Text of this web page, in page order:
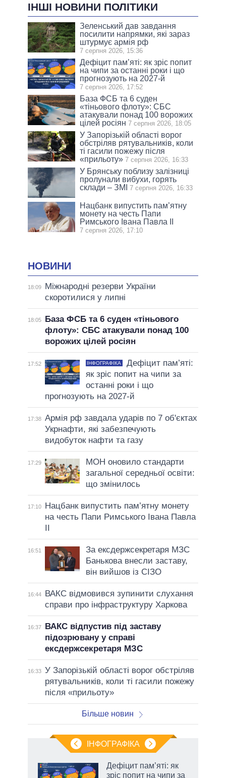
ІНШІ НОВИНИ ПОЛІТИКИ
Зеленський дав завдання
посилити напрямки, які зараз
штурмує армія рф
7 серпня 2026, 15:36
Дефіцит пам’яті: як зріс попит
на чипи за останні роки і що
прогнозують на 2027-й
7 серпня 2026, 17:52
База ФСБ та 6 суден
«тіньового флоту»: СБС
атакували понад 100 ворожих
цілей росіян 7 серпня 2026, 18:05
У Запорізькій області ворог
обстріляв рятувальників, коли
ті гасили пожежу після
«прильоту» 7 серпня 2026, 16:33
У Брянську поблизу залізниці
пролунали вибухи, горять
склади – ЗМІ
7 серпня 2026, 16:33
Нацбанк випустить пам’ятну
монету на честь Папи
Римського Івана Павла II
7 серпня 2026, 17:10
НОВИНИ
18:09
Міжнародні резерви України
скоротилися у липні
18:05
База ФСБ та 6 суден «тіньового
флоту»: СБС атакували понад 100
ворожих цілей росіян
17:52 ІНФОГРАФІКА
Дефіцит пам’яті:
як зріс попит на чипи за
останні роки і що
прогнозують на 2027-й
17:38 Армія рф завдала ударів по 7 об'єктах
Укрнафти, які забезпечують
видобуток нафти та газу
17:29
МОН оновило стандарти
загальної середньої освіти:
що змінилось
17:10
Нацбанк випустить пам’ятну монету
на честь Папи Римського Івана Павла
16:51
За ексдержсекретаря МЗС
Банькова внесли заставу,
він вийшов із СІЗО
16:44
ВАКС відмовився зупинити слухання
справи про інфраструктуру Харкова
16:37
ВАКС відпустив під заставу
підозрювану у справі
ексдержсекретаря МЗС
16:33 У Запорізькій області ворог обстріляв
рятувальників, коли ті гасили пожежу
після «прильоту»
Більше новин
ІНФОГРАФІКА
Дефіцит пам’яті: як
зріс попит на чипи за